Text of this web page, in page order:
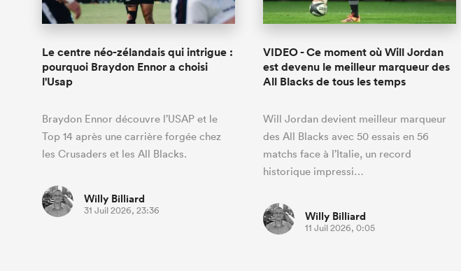
Le centre néo-zélandais qui intrigue :
pourquoi Braydon Ennor a choisi
l'Usap
Braydon Ennor découvre l’USAP et le
Top 14 après une carrière forgée chez
les Crusaders et les All Blacks.
Willy Billiard
31 Juil 2026, 23:36
VIDEO - Ce moment où Will Jordan
est devenu le meilleur marqueur des
All Blacks de tous les temps
Will Jordan devient meilleur marqueur
des All Blacks avec 50 essais en 56
matchs face à l’Italie, un record
historique impressi…
Willy Billiard
11 Juil 2026, 0:05